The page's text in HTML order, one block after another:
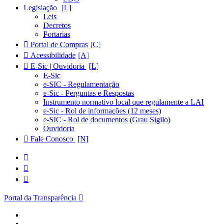
Legislação
Leis
Decretos
Portarias
Portal de Compras
Acessibilidade
E-Sic | Ouvidoria
E-Sic
e-SIC - Regulamentação
e-Sic - Perguntas e Respostas
Instrumento normativo local que regulamente a LAI
e-Sic - Rol de informações (12 meses)
e-SIC - Rol de documentos (Grau Sigilo)
Ouvidoria
Fale Conosco
Portal da Transparência